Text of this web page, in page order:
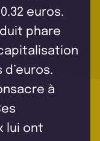
euros.
phare
à
lui ont